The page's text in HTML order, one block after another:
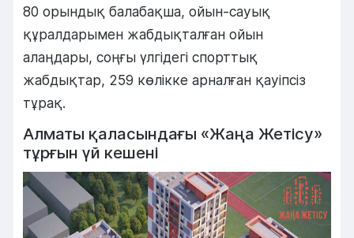
80 орындық балабақша, ойын-сауық
құралдарымен жабдықталған ойын
алаңдары, соңғы үлгідегі спорттық
жабдықтар, 259 көлікке арналған қауіпсіз
тұрақ.
Алматы қаласындағы «Жаңа Жетісу»
тұрғын үй кешені